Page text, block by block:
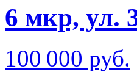
6 мкр, ул.
100 000 руб.